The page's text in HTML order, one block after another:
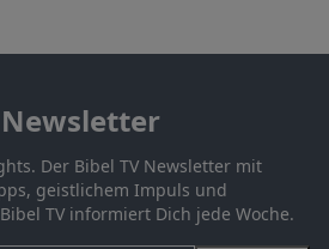
Newsletter
Der Bibel TV Newsletter mit
geistlichem Impuls und
TV informiert Dich jede Woche.